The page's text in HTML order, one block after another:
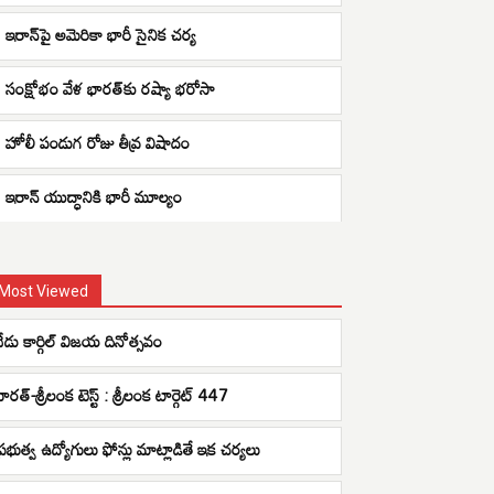
ఇరాన్‌పై అమెరికా భారీ సైనిక చర్య
సంక్షోభం వేళ భారత్‌కు రష్యా భరోసా
హోలీ పండుగ రోజు తీవ్ర విషాదం
ఇరాన్ యుద్ధానికి భారీ మూల్యం
Viewed
కార్గిల్‌ విజయ దినోత్సవం
శ్రీలంక టెస్ట్ : శ్రీలంక టార్గెట్ 447
ఉద్యోగులు ఫోన్లు మాట్లాడితే ఇక చర్యలు